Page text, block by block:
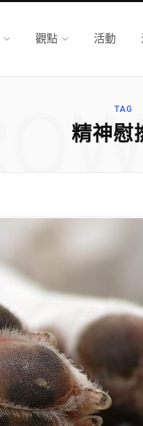
觀點 活動
TAG
精神慰